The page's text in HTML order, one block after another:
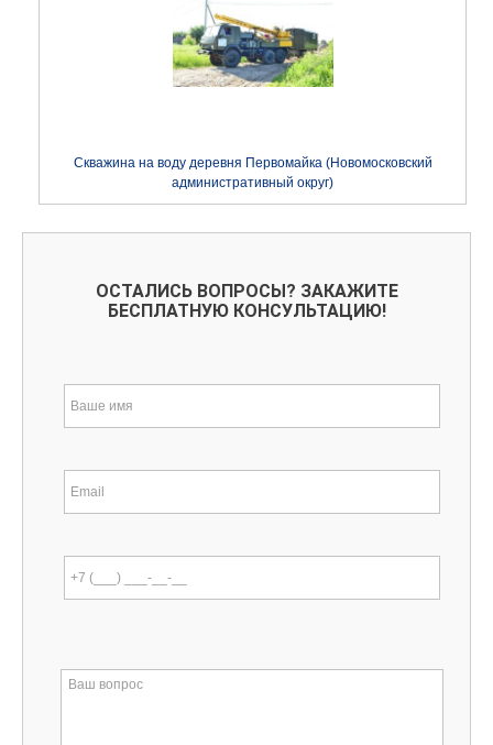
Скважина на воду деревня Первомайка (Новомосковский
административный округ)
ОСТАЛИСЬ ВОПРОСЫ? ЗАКАЖИТЕ
БЕСПЛАТНУЮ КОНСУЛЬТАЦИЮ!